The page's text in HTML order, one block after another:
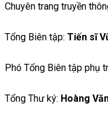
Chuyên trang truyền
Tổng Biên tập: Tiến sĩ
Phó Tổng Biên tập phụ
Tổng Thư ký: Hoàng